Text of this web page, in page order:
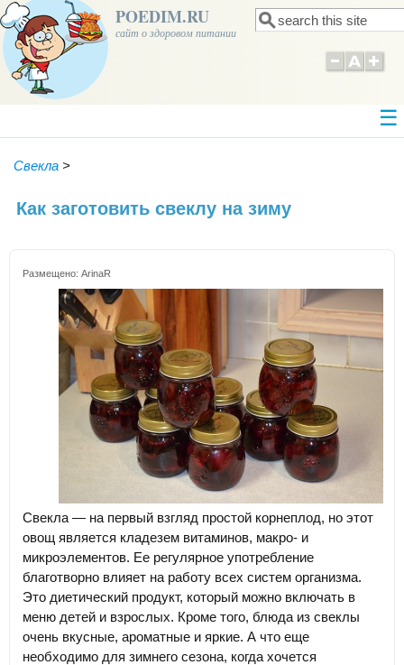
POEDIM.RU
сайт о здоровом питании Форма поиска
Поиск
Свекла >
Как заготовить свеклу на зиму
Размещено: ArinaR
Свекла — на первый взгляд простой корнеплод, но этот
овощ является кладезем витаминов, макро- и
микроэлементов. Ее регулярное употребление
благотворно влияет на работу всех систем организма.
Это диетический продукт, который можно включать в
меню детей и взрослых. Кроме того, блюда из свеклы
очень вкусные, ароматные и яркие. А что еще
необходимо для зимнего сезона, когда хочется